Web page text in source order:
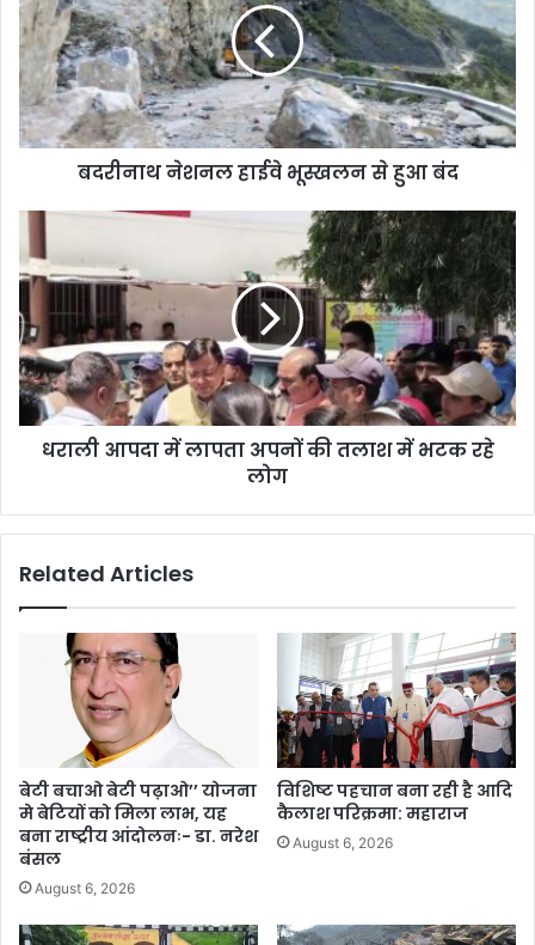
बदरीनाथ नेशनल हाईवे भूस्खलन से हुआ बंद
धराली आपदा में लापता अपनों की तलाश में भटक रहे
लोग
Related Articles
बेटी बचाओ बेटी पढ़ाओ’’ योजना
मे बेटियों को मिला लाभ, यह
बना राष्ट्रीय आंदोलनः- डा. नरेश
बंसल
August 6, 2026
विशिष्ट पहचान बना रही है आदि
कैलाश परिक्रमा: महाराज
August 6, 2026